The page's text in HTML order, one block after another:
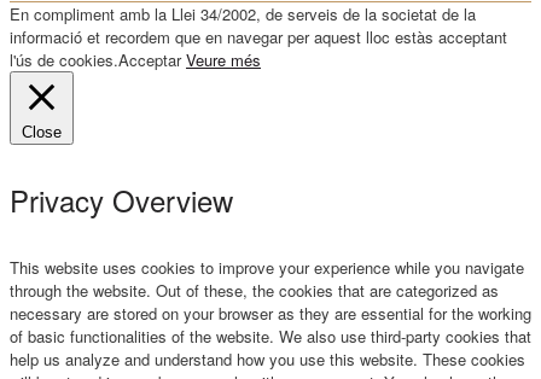
En compliment amb la Llei 34/2002, de serveis de la societat de la
informació et recordem que en navegar per aquest lloc estàs acceptant
l'ús de cookies.Acceptar Veure més
Close
Privacy Overview
This website uses cookies to improve your experience while you navigate
through the website. Out of these, the cookies that are categorized as
necessary are stored on your browser as they are essential for the working
of basic functionalities of the website. We also use third-party cookies that
help us analyze and understand how you use this website. These cookies